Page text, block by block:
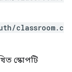
classroom.c
স্কোপটি